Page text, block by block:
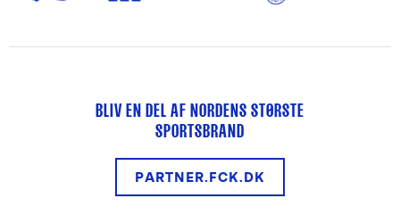
BLIV EN DEL AF NORDENS STØRSTE
SPORTSBRAND
PARTNER.FCK.DK